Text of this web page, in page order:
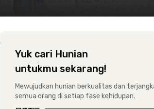
Yuk cari Hunian
untukmu sekarang!
Mewujudkan hunian berkualitas dan
semua orang di setiap fase kehidupan.